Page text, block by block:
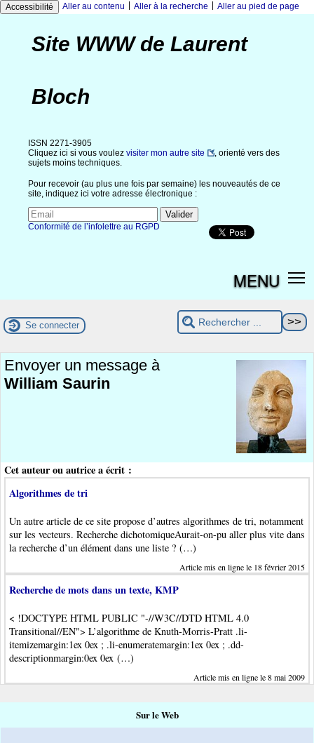
Accessibilité Aller au contenu Aller à la recherche Aller au pied de page
Site WWW de Laurent
Bloch
ISSN 2271-3905
Cliquez ici si vous voulez visiter mon autre site
, orienté vers des
sujets moins techniques.
Pour recevoir (au plus une fois par semaine) les nouveautés de ce
site, indiquez ici votre adresse électronique :
Conformité de l’infolettre au RGPD
MENU
Se connecter
Envoyer un message à
William Saurin
Cet auteur ou autrice a écrit :
Algorithmes de tri
Un autre article de ce site propose d’autres algorithmes de tri, notamment
sur les vecteurs. Recherche dichotomiqueAurait-on-pu aller plus vite dans
la recherche d’un élément dans une liste ? (…)
Article mis en ligne le 18 février 2015
Recherche de mots dans un texte, KMP
< !DOCTYPE HTML PUBLIC "-//W3C//DTD HTML 4.0
Transitional//EN"> L’algorithme de Knuth-Morris-Pratt .li-
itemizemargin:1ex 0ex ; .li-enumeratemargin:1ex 0ex ; .dd-
descriptionmargin:0ex 0ex (…)
Article mis en ligne le 8 mai 2009
Sur le Web